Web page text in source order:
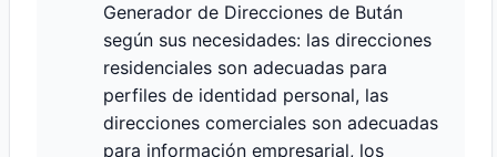
Generador de Direcciones de Bután
según sus necesidades: las direcciones
residenciales son adecuadas para
perfiles de identidad personal, las
direcciones comerciales son adecuadas
para información empresarial, los